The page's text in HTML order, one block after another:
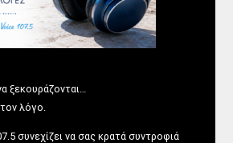
ξεκουράζονται…
τον λόγο.
συνεχίζει να σας κρατά συντροφιά